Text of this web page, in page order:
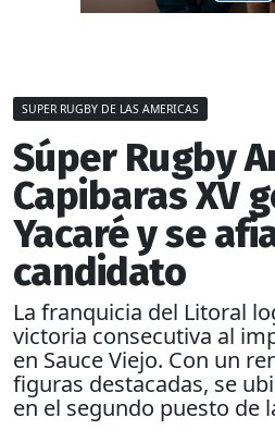
SUPER RUGBY DE LAS AMERICAS
Súper Rugby
Capibaras XV
Yacaré y se
candidato
La franquicia del Litoral
victoria consecutiva al
en Sauce Viejo. Con un
figuras destacadas, se
en el segundo puesto de